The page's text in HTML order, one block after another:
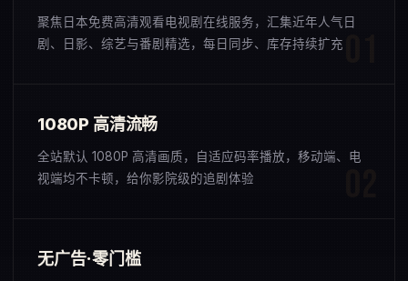
聚焦日本免费高清观看电视剧在线服务，汇集近年人气日
剧、日影、综艺与番剧精选，每日同步、库存持续扩充
1080P 高清流畅
全站默认 1080P 高清画质，自适应码率播放，移动端、电
视端均不卡顿，给你影院级的追剧体验
无广告·零门槛